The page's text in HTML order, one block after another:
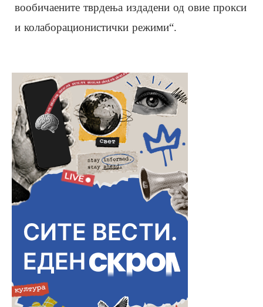
вообичаените тврдења издадени од овие прокси
и колаборационистички режими“.